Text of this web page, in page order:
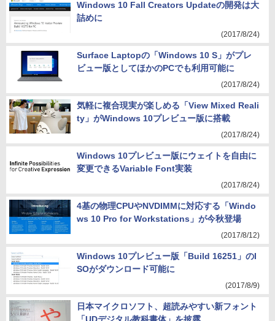
Windows 10 Fall Creators Updateの開発は大
詰めに
(2017/8/24)
Surface Laptopの「Windows 10 S」がプレ
ビュー版としてほかのPCでも利用可能に
(2017/8/24)
気軽に複合現実が楽しめる「View Mixed Reali
ty」がWindows 10プレビュー版に搭載
(2017/8/24)
Windows 10プレビュー版にウェイトを自由に
変更できるVariable Font実装
(2017/8/24)
4基の物理CPUやNVDIMMに対応する「Windo
ws 10 Pro for Workstations」が今秋登場
(2017/8/12)
Windows 10プレビュー版「Build 16251」のI
SOがダウンロード可能に
(2017/8/9)
日本マイクロソフト、超読みやすい新フォント